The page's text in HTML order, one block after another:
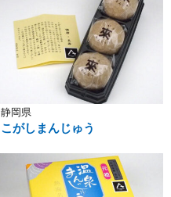
静岡県
こがしまんじゅう